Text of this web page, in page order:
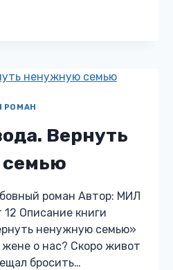
РОМАН
Вернуть
роман Автор: МИЛ
Описание книги
ненужную семью»
о нас? Скоро живот
бросить…